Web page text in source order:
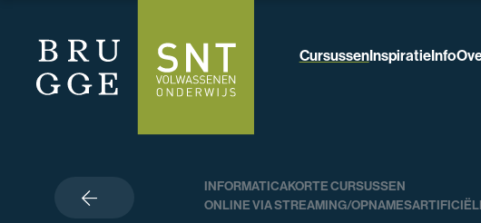
CursussenInspiratieInfo
INFORMATICAKORTE CURSUSSEN
ONLINE VIA STREAMING/OPNAMES